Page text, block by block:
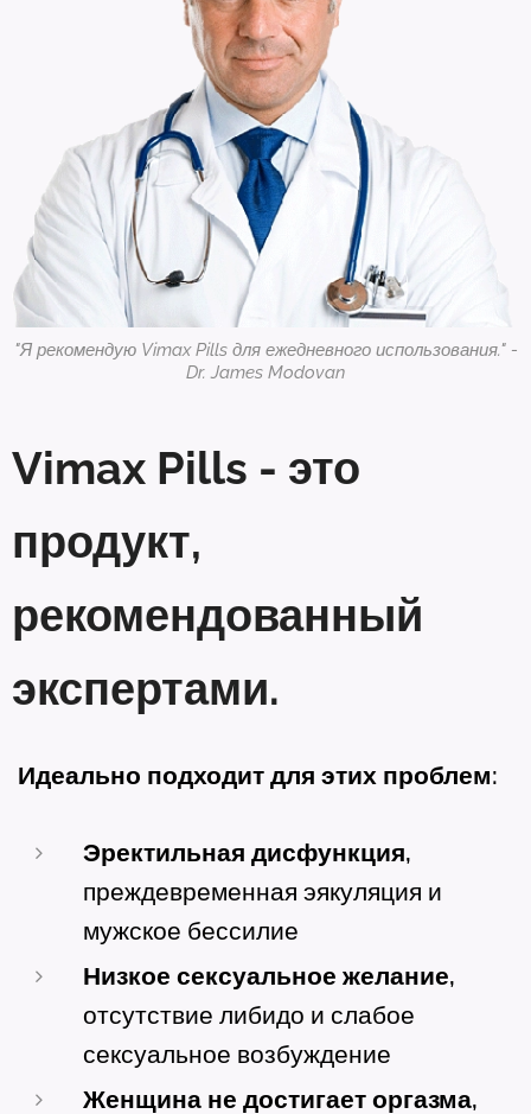
"Я рекомендую Vimax Pills для ежедневного использования." -
Dr. James Modovan
Vimax Pills - это
продукт,
рекомендованный
экспертами.
Идеально подходит для этих проблем:
Эректильная дисфункция,
преждевременная эякуляция и
мужское бессилие
Низкое сексуальное желание,
отсутствие либидо и слабое
сексуальное возбуждение
Женщина не достигает оргазма,